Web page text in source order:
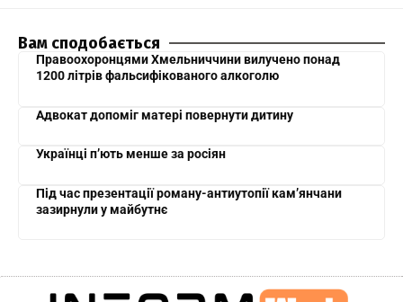
Вам сподобається
Правоохоронцями Хмельниччини вилучено понад
1200 літрів фальсифікованого алкоголю
Адвокат допоміг матері повернути дитину
Українці п’ють менше за росіян
Під час презентації роману-антиутопії кам’янчани
зазирнули у майбутнє